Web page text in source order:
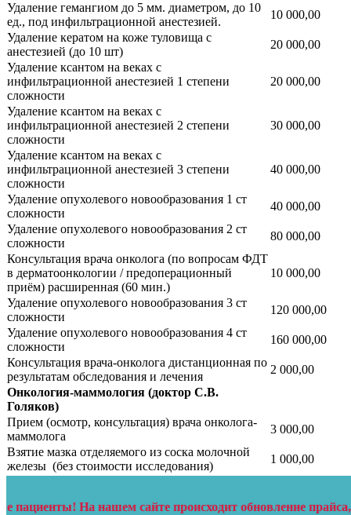
Удаление гемангиом до 5 мм. диаметром, до 10
ед., под инфильтрационной анестезией.
10 000,00
Удаление кератом на коже туловища с
анестезией (до 10 шт)
20 000,00
Удаление ксантом на веках с
инфильтрационной анестезией 1 степени
сложности
20 000,00
Удаление ксантом на веках с
инфильтрационной анестезией 2 степени
сложности
30 000,00
Удаление ксантом на веках с
инфильтрационной анестезией 3 степени
сложности
40 000,00
Удаление опухолевого новообразования 1 ст
сложности
40 000,00
Удаление опухолевого новообразования 2 ст
сложности
80 000,00
Консультация врача онколога (по вопросам ФДТ
в дерматоонкологии / предоперационный
приём) расширенная (60 мин.)
10 000,00
Удаление опухолевого новообразования 3 ст
сложности
120 000,00
Удаление опухолевого новообразования 4 ст
сложности
160 000,00
Консультация врача-онколога дистанционная по
результатам обследования и лечения
2 000,00
Онкология-маммология (доктор С.В.
Голяков)
Прием (осмотр, консультация) врача онколога-
маммолога
3 000,00
Взятие мазка отделяемого из соска молочной
железы (без стоимости исследования)
1 000,00
Экспертное УЗИ молочных желез с
На нашем сайте происходит обновление прайса,